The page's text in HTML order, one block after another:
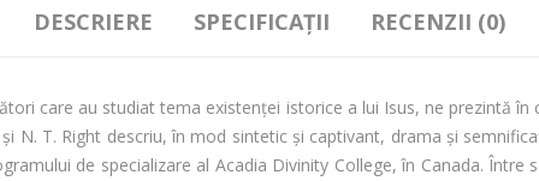
DESCRIERE SPECIFICAȚII RECENZII (0)
care au studiat tema existenței istorice a lui Isus, ne prezintă
N. T. Right descriu, în mod sintetic și captivant, drama și
de specializare al Acadia Divinity College, în Canada. Între